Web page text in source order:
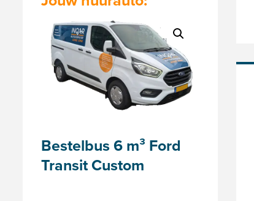
Bestelbus 6 m³ Ford
Transit Custom